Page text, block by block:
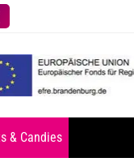
& Candies